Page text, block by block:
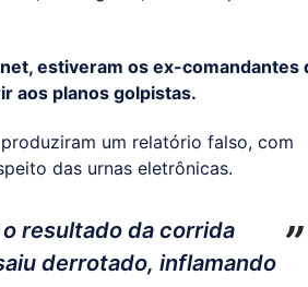
estiveram os ex-comandantes
aos planos golpistas.
um relatório falso, com
das urnas eletrônicas.
resultado da corrida
derrotado, inflamando